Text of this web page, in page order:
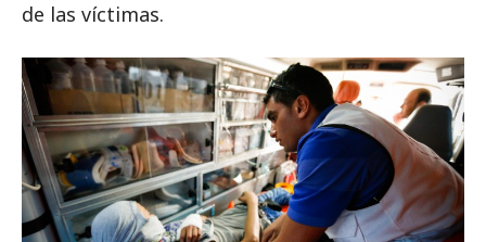
de las víctimas.